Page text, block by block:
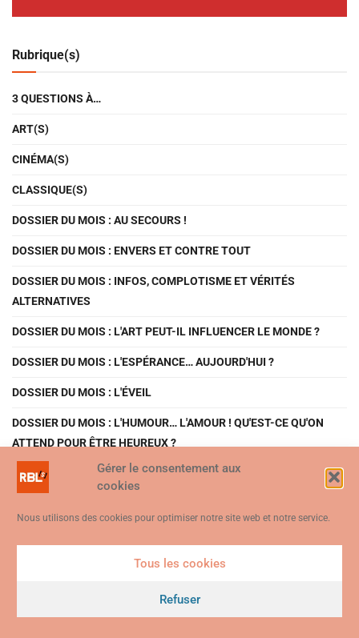
Gérer le consentement aux
cookies
Nous utilisons des cookies pour optimiser notre site web et notre service.
Tous les cookies
Refuser
Rubrique(s)
3 QUESTIONS À…
ART(S)
CINÉMA(S)
CLASSIQUE(S)
DOSSIER DU MOIS : AU SECOURS !
DOSSIER DU MOIS : ENVERS ET CONTRE TOUT
DOSSIER DU MOIS : INFOS, COMPLOTISME ET VÉRITÉS
ALTERNATIVES
DOSSIER DU MOIS : L'ART PEUT-IL INFLUENCER LE MONDE ?
DOSSIER DU MOIS : L'ESPÉRANCE… AUJOURD'HUI ?
DOSSIER DU MOIS : L'ÉVEIL
DOSSIER DU MOIS : L'HUMOUR… L'AMOUR ! QU'EST-CE QU'ON
ATTEND POUR ÊTRE HEUREUX ?
DOSSIER DU MOIS : L'IRONIE – LES POÈTES À L'ATTAQUE
D'ACTUALITÉ
DOSSIER DU MOIS : MÉLANGE DES GENRES
vous consentez à ce que des cookies soient utilisés. Visitez notre
Politique de confidentialité et de cookies. Je suis d'accord